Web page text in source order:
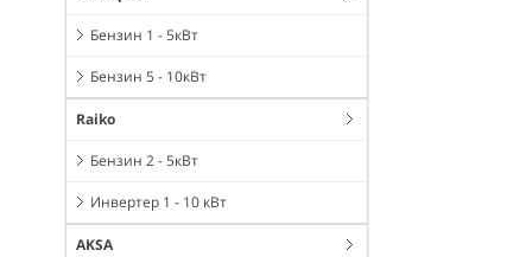
Бензин 1 - 5кВт
Бензин 5 - 10кВт
Raiko
Бензин 2 - 5кВт
Инвертер 1 - 10 кВт
AKSA